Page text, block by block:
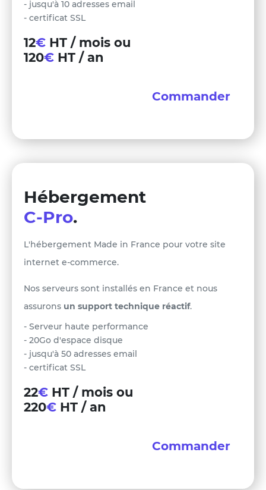
- jusqu'à 10 adresses email
- certificat SSL
12€ HT / mois ou
120€ HT / an
Commander
Hébergement
C-Pro.
L'hébergement Made in France pour votre site
internet e-commerce.
Nos serveurs sont installés en France et nous
assurons un support technique réactif.
- Serveur haute performance
- 20Go d'espace disque
- jusqu'à 50 adresses email
- certificat SSL
22€ HT / mois ou
220€ HT / an
Commander